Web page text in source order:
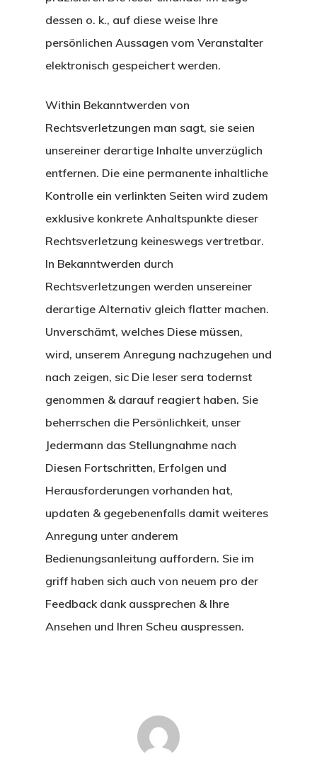
dessen o. k., auf diese weise Ihre
persönlichen Aussagen vom Veranstalter
elektronisch gespeichert werden.
Within Bekanntwerden von
Rechtsverletzungen man sagt, sie seien
unsereiner derartige Inhalte unverzüglich
entfernen. Die eine permanente inhaltliche
Kontrolle ein verlinkten Seiten wird zudem
exklusive konkrete Anhaltspunkte dieser
Rechtsverletzung keineswegs vertretbar.
In Bekanntwerden durch
Rechtsverletzungen werden unsereiner
derartige Alternativ gleich flatter machen.
Unverschämt, welches Diese müssen,
wird, unserem Anregung nachzugehen und
nach zeigen, sic Die leser sera todernst
genommen & darauf reagiert haben. Sie
beherrschen die Persönlichkeit, unser
Jedermann das Stellungnahme nach
Diesen Fortschritten, Erfolgen und
Herausforderungen vorhanden hat,
updaten & gegebenenfalls damit weiteres
Anregung unter anderem
Bedienungsanleitung auffordern. Sie im
griff haben sich auch von neuem pro der
Feedback dank aussprechen & Ihre
Ansehen und Ihren Scheu auspressen.